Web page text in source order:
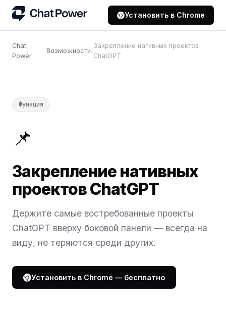
Установить в Chrome
Chat
Power
/Возможности/
Закрепление нативных проектов
ChatGPT
Функция
📌
Закрепление нативных
проектов ChatGPT
Держите самые востребованные проекты
ChatGPT вверху боковой панели — всегда на
виду, не теряются среди других.
Установить в Chrome — бесплатно